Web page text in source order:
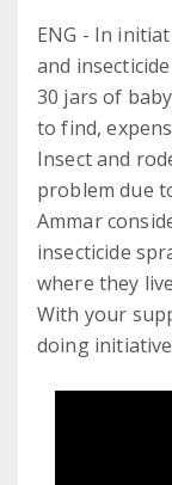
ENG - In
and
30 jars of
to find,
Insect and
problem due
Ammar
insecticide
where they
With your
doing